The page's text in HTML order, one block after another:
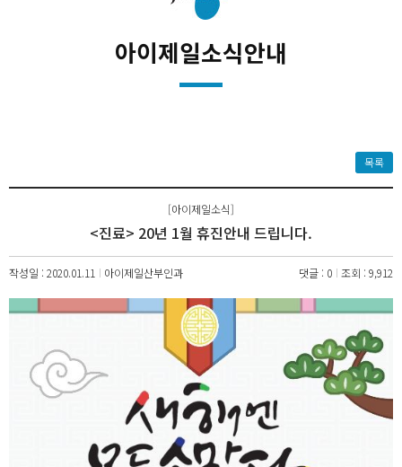
아이제일소식안내
목록
[아이제일소식]
<진료> 20년 1월 휴진안내 드립니다.
작성일 : 2020.01.11 아이제일산부인과 댓글 : 0 조회 : 9,912